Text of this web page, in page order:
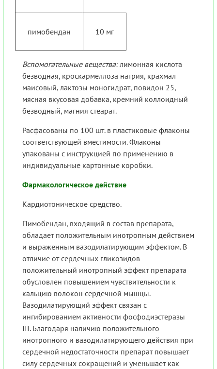
пимобендан 10 мг
Вспомогательные вещества:лимонная кислота
безводная, кроскармеллоза натрия, крахмал
маисовый, лактозы моногидрат, повидон 25,
мясная вкусовая добавка, кремний коллоидный
безводный, магния стеарат.
Расфасованы по 100 шт. в пластиковые флаконы
соответствующей вместимости. Флаконы
упакованы с инструкцией по применению в
индивидуальные картонные коробки.
Фармакологическое действие
Кардиотоническое средство.
Пимобендан, входящий в состав препарата,
обладает положительным инотропным действием
и выраженным вазодилатирующим эффектом. В
отличие от сердечных гликозидов
положительный инотропный эффект препарата
обусловлен повышением чувствительности к
кальцию волокон сердечной мышцы.
Вазодилатирующий эффект связан с
ингибированием активности фосфодиэстеразы
III. Благодаря наличию положительного
инотропного и вазодилатирующего действия при
сердечной недостаточности препарат повышает
силу сердечных сокращений и уменьшает как